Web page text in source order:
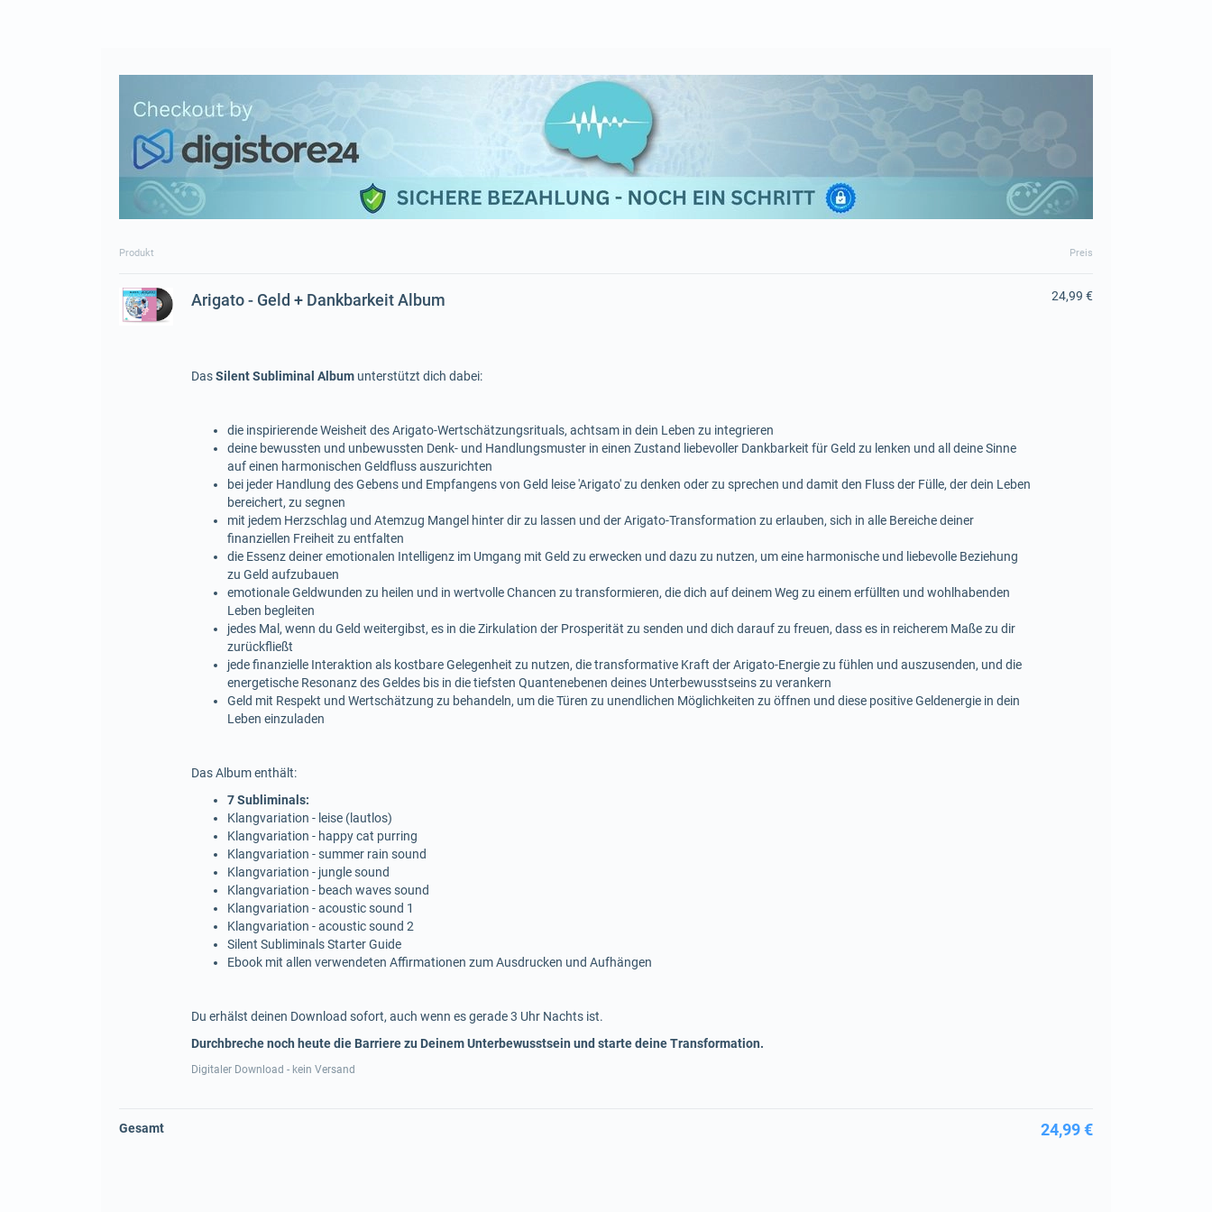
Produkt Preis
Arigato - Geld + Dankbarkeit Album
DasSilent Subliminal Album unterstützt dich dabei:
die inspirierende Weisheit des Arigato-Wertschätzungsrituals, achtsam in dein Leben zu integrieren
deine bewussten und unbewussten Denk- und Handlungsmuster in einen Zustand liebevoller Dankbarkeit für Geld zu lenken und all deine Sinne
auf einen harmonischen Geldfluss auszurichten
bei jeder Handlung des Gebens und Empfangens von Geld leise 'Arigato' zu denken oder zu sprechen und damit den Fluss der Fülle, der dein Leben
bereichert, zu segnen
mit jedem Herzschlag und Atemzug Mangel hinter dir zu lassen und der Arigato-Transformation zu erlauben, sich in alle Bereiche deiner
finanziellen Freiheit zu entfalten
die Essenz deiner emotionalen Intelligenz im Umgang mit Geld zu erwecken und dazu zu nutzen, um eine harmonische und liebevolle Beziehung
zu Geld aufzubauen
emotionale Geldwunden zu heilen und in wertvolle Chancen zu transformieren, die dich auf deinem Weg zu einem erfüllten und wohlhabenden
Leben begleiten
jedes Mal, wenn du Geld weitergibst, es in die Zirkulation der Prosperität zu senden und dich darauf zu freuen, dass es in reicherem Maße zu dir
zurückfließt
jede finanzielle Interaktion als kostbare Gelegenheit zu nutzen, die transformative Kraft der Arigato-Energie zu fühlen und auszusenden, und die
energetische Resonanz des Geldes bis in die tiefsten Quantenebenen deines Unterbewusstseins zu verankern
Geld mit Respekt und Wertschätzung zu behandeln, um die Türen zu unendlichen Möglichkeiten zu öffnen und diese positive Geldenergie in dein
Leben einzuladen
Das Album enthält:
7 Subliminals:
Klangvariation - leise (lautlos)
Klangvariation - happy cat purring
Klangvariation - summer rain sound
Klangvariation - jungle sound
Klangvariation - beach waves sound
Klangvariation - acoustic sound 1
Klangvariation - acoustic sound 2
Silent Subliminals Starter Guide
Ebook mit allen verwendeten Affirmationen zum Ausdrucken und Aufhängen
Du erhälst deinen Download sofort, auch wenn es gerade 3 Uhr Nachts ist.
Durchbreche noch heute die Barriere zu Deinem Unterbewusstsein und starte deine Transformation.
Digitaler Download - kein Versand
24,99 €
Gesamt 24,99 €